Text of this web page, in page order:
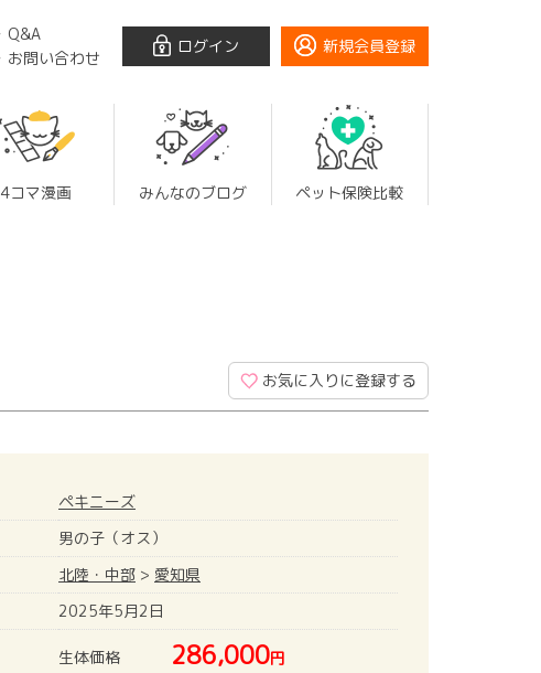
Q&A
お問い合わせ
ログイン 新規会員登録
4コマ漫画 みんなのブログ ペット保険比較
お気に入りに登録する
ペキニーズ
男の子（オス）
北陸・中部 > 愛知県
2025年5月2日
生体価格 286,000円